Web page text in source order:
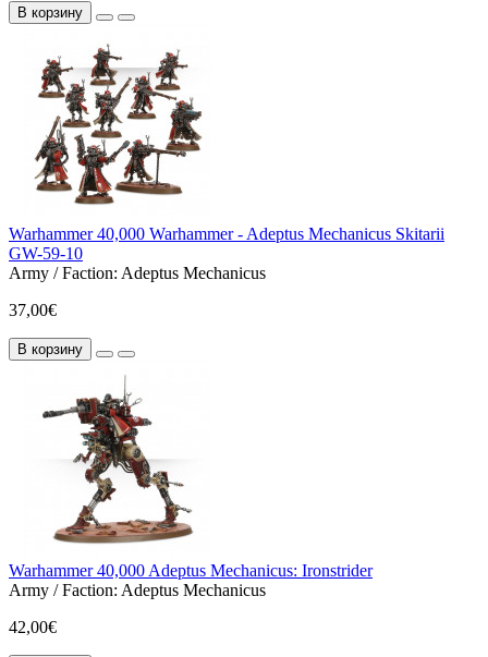
В корзину
Warhammer 40,000 Warhammer - Adeptus Mechanicus Skitarii
GW-59-10
Army / Faction: Adeptus Mechanicus
37,00€
В корзину
Warhammer 40,000 Adeptus Mechanicus: Ironstrider
Army / Faction: Adeptus Mechanicus
42,00€